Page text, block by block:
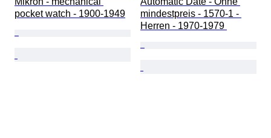
pocket watch - 1900-1949
mindestpreis - 1570-1 -
Herren - 1970-1979